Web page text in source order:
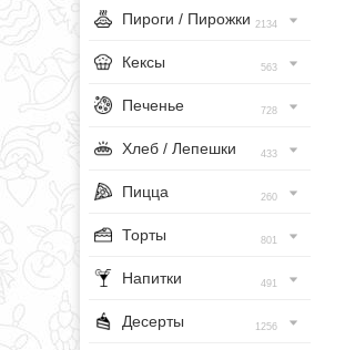
Пироги / Пирожки 2134
Кексы 563
Печенье 728
Хлеб / Лепешки 433
Пицца 260
Торты 801
Напитки 491
Десерты 1256